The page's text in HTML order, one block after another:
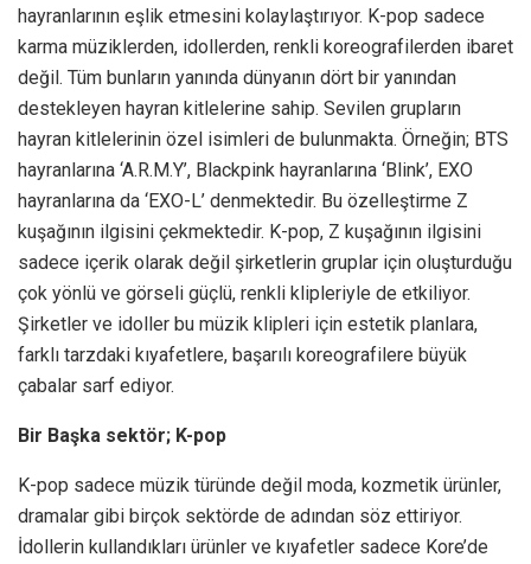
hayranlarının eşlik etmesini kolaylaştırıyor. K-pop sadece
karma müziklerden, idollerden, renkli koreografilerden ibaret
değil. Tüm bunların yanında dünyanın dört bir yanından
destekleyen hayran kitlelerine sahip. Sevilen grupların
hayran kitlelerinin özel isimleri de bulunmakta. Örneğin; BTS
hayranlarına ‘A.R.M.Y’, Blackpink hayranlarına ‘Blink’, EXO
hayranlarına da ‘EXO-L’ denmektedir. Bu özelleştirme Z
kuşağının ilgisini çekmektedir. K-pop, Z kuşağının ilgisini
sadece içerik olarak değil şirketlerin gruplar için oluşturduğu
çok yönlü ve görseli güçlü, renkli klipleriyle de etkiliyor.
Şirketler ve idoller bu müzik klipleri için estetik planlara,
farklı tarzdaki kıyafetlere, başarılı koreografilere büyük
çabalar sarf ediyor.
Bir Başka sektör; K-pop
K-pop sadece müzik türünde değil moda, kozmetik ürünler,
dramalar gibi birçok sektörde de adından söz ettiriyor.
İdollerin kullandıkları ürünler ve kıyafetler sadece Kore’de